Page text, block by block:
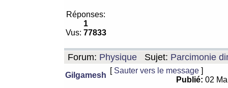
Réponses:
1
Vus: 77833
Forum: Physique Sujet: Parcimonie
Gilgamesh
[ Sauter vers le message ]
Publié: 02